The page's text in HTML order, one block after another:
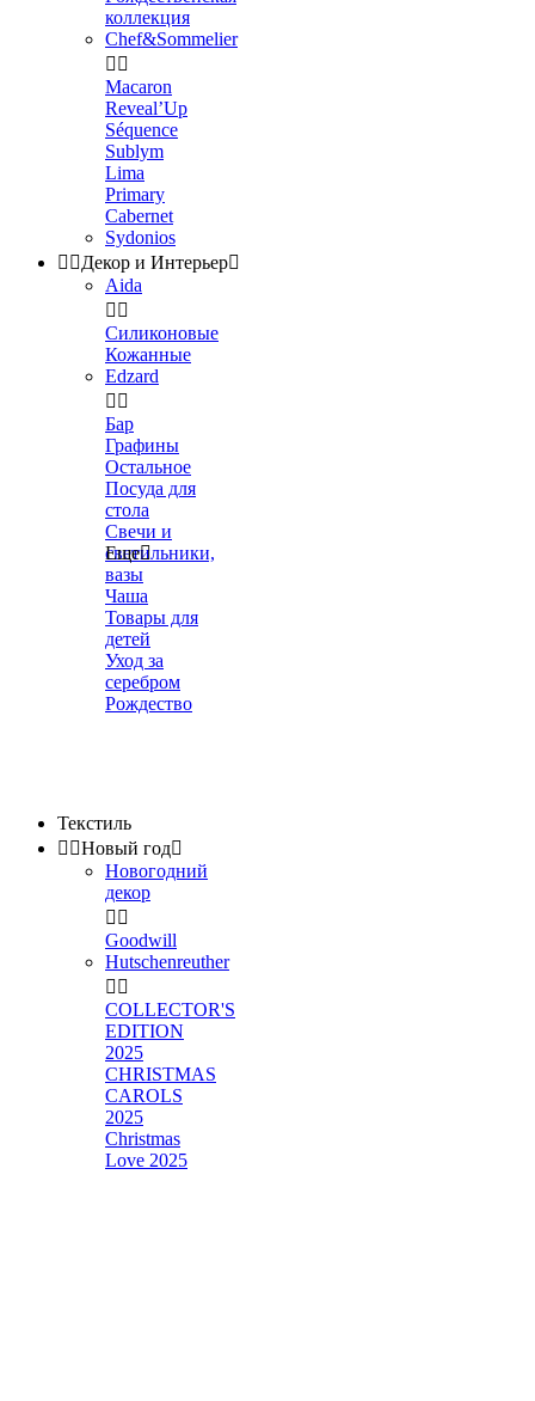
коллекция
Chef&Sommelier
 
Macaron
Reveal’Up
Séquence
Sublym
Lima
Primary
Cabernet
Sydonios
 Декор и Интерьер
Aida
 
Силиконовые
Кожанные
Edzard
 
Бар
Графины
Остальное
Посуда для
стола
Свечи и
светильники,
вазы
Чаша
Товары для
детей
Уход за
серебром
Рождество
Еще
Текстиль
 Новый год
Новогодний
декор
 
Goodwill
Hutschenreuther
 
COLLECTOR'S
EDITION
2025
CHRISTMAS
CAROLS
2025
Christmas
Love 2025